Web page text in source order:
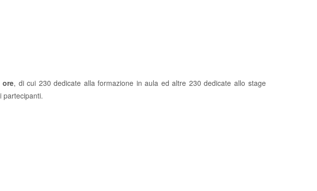
ore, di cui 230 dedicate alla formazione in aula ed altre 230 dedicate allo stage
partecipanti.